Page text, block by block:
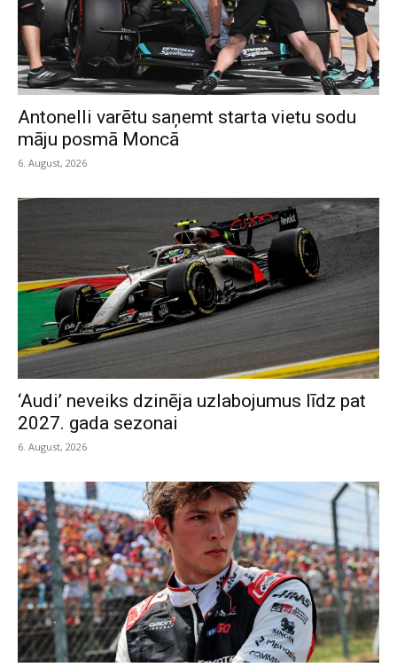
Antonelli varētu saņemt starta vietu sodu
māju posmā Moncā
6. August, 2026
‘Audi’ neveiks dzinēja uzlabojumus līdz pat
2027. gada sezonai
6. August, 2026